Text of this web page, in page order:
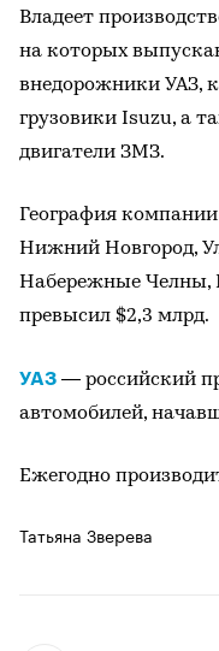
Владеет
на которых
внедорожники УАЗ,
грузовики Isuzu, а
двигатели ЗМЗ.
География
Нижний Новгород,
Набережные Челны,
превысил $2,3 млрд.
УАЗ — российский
автомобилей,
Ежегодно
Татьяна Зверева